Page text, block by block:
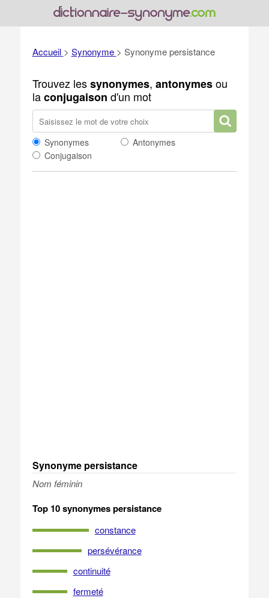
Accueil > Synonyme > Synonyme persistance
Trouvez lessynonymes, antonymesou
laconjugaison d'un mot
Synonymes
Antonymes
Conjugaison
Synonyme persistance
Nom féminin
Top 10 synonymes persistance
constance
persévérance
continuité
fermeté